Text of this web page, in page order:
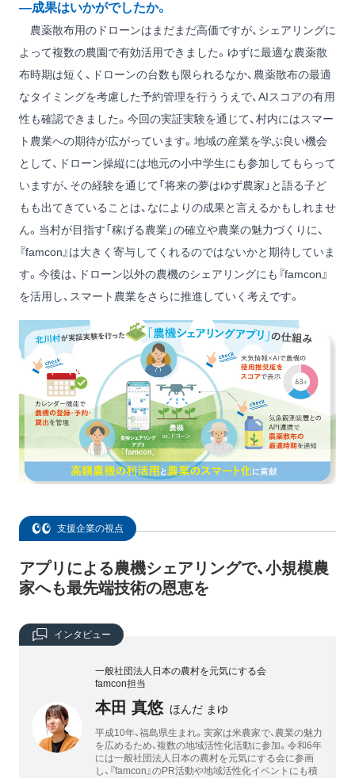
―成果はいかがでしたか。
農薬散布用のドローンはまだまだ高価ですが、シェアリングに
よって複数の農園で有効活用できました。ゆずに最適な農薬散
布時期は短く、ドローンの台数も限られるなか、農薬散布の最適
なタイミングを考慮した予約管理を行ううえで、AIスコアの有用
性も確認できました。今回の実証実験を通じて、村内にはスマー
ト農業への期待が広がっています。地域の産業を学ぶ良い機会
として、ドローン操縦には地元の小中学生にも参加してもらって
いますが、その経験を通じて「将来の夢はゆず農家」と語る子ど
もも出てきていることは、なによりの成果と言えるかもしれませ
ん。当村が目指す「稼げる農業」の確立や農業の魅力づくりに、
『famcon』は大きく寄与してくれるのではないかと期待していま
す。今後は、ドローン以外の農機のシェアリングにも『famcon』
を活用し、スマート農業をさらに推進していく考えです。
支援企業の視点
アプリによる農機シェアリングで、小規模農
家へも最先端技術の恩恵を
インタビュー
一般社団法人日本の農村を元気にする会
famcon担当
本田 真悠 ほんだ まゆ
平成10年、福島県生まれ。実家は米農家で、農業の魅力
を広めるため、複数の地域活性化活動に参加。令和6年
には一般社団法人日本の農村を元気にする会に参画
し、『famcon』のPR活動や地域活性化イベントにも積